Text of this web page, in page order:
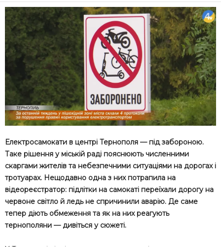
Електросамокати в центрі Тернополя — під забороною.
Таке рішення у міській раді пояснюють численними
скаргами жителів та небезпечними ситуаціями на дорогах і
тротуарах. Нещодавно одна з них потрапила на
відеореєстратор: підлітки на самокаті переїхали дорогу на
червоне світло й ледь не спричинили аварію. Де саме
тепер діють обмеження та як на них реагують
тернополяни — дивіться у сюжеті.